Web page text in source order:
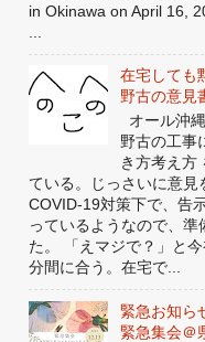
in Okinawa on April 16,
在宅しても
野古の意見
オール沖
野古の工事
き方考え方
ている。じっさいに意見
COVID-19対策下で、告
っているようなので、
た。 「えマジで？」と
分間に合う。在宅で...
緊急お知ら
緊急集会＠